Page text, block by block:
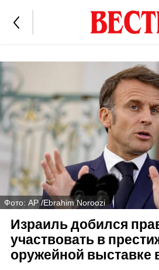
Фото: AP /Ebrahim Noroozi
Израиль добился
участвовать в
оружейной выставке